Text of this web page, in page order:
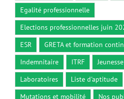
Egalité professionnelle
Elections professionnelles juin
ESR
GRETA et formation
Indemnitaire
ITRF
Laboratoires
Liste d'aptitude
Mutations et mobilité
Nos